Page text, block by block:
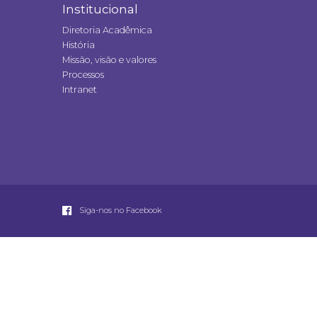
Institucional
Diretoria Acadêmica
História
Missão, visão e valores
Processos
Intranet
Siga-nos no Facebook